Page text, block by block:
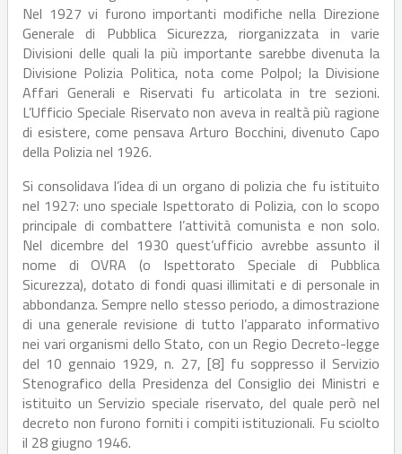
Nel 1927 vi furono importanti modifiche nella Direzione
Generale di Pubblica Sicurezza, riorganizzata in varie
Divisioni delle quali la più importante sarebbe divenuta la
Divisione Polizia Politica, nota come Polpol; la Divisione
Affari Generali e Riservati fu articolata in tre sezioni.
L’Ufficio Speciale Riservato non aveva in realtà più ragione
di esistere, come pensava Arturo Bocchini, divenuto Capo
della Polizia nel 1926.
Si consolidava l’idea di un organo di polizia che fu istituito
nel 1927: uno speciale Ispettorato di Polizia, con lo scopo
principale di combattere l’attività comunista e non solo.
Nel dicembre del 1930 quest’ufficio avrebbe assunto il
nome di OVRA (o Ispettorato Speciale di Pubblica
Sicurezza), dotato di fondi quasi illimitati e di personale in
abbondanza. Sempre nello stesso periodo, a dimostrazione
di una generale revisione di tutto l’apparato informativo
nei vari organismi dello Stato, con un Regio Decreto-legge
del 10 gennaio 1929, n. 27, [8] fu soppresso il Servizio
Stenografico della Presidenza del Consiglio dei Ministri e
istituito un Servizio speciale riservato, del quale però nel
decreto non furono forniti i compiti istituzionali. Fu sciolto
il 28 giugno 1946.